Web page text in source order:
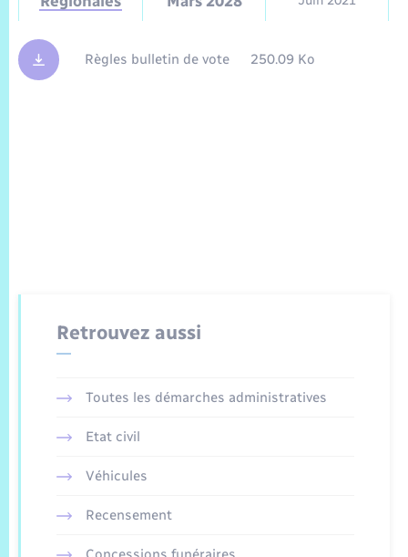
Règles bulletin de vote 250.09 Ko
Retrouvez aussi
Toutes les démarches administratives
Etat civil
Véhicules
Recensement